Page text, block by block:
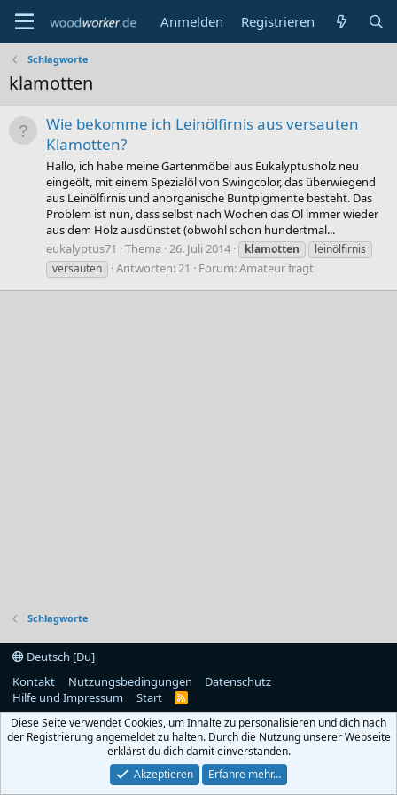
Anmelden Registrieren
Schlagworte
klamotten
Wie bekomme ich Leinölfirnis aus versauten
Klamotten?
Hallo, ich habe meine Gartenmöbel aus Eukalyptusholz neu
eingeölt, mit einem Spezialöl von Swingcolor, das überwiegend
aus Leinölfirnis und anorganische Buntpigmente besteht. Das
Problem ist nun, dass selbst nach Wochen das Öl immer wieder
aus dem Holz ausdünstet (obwohl schon hundertmal...
eukalyptus71
Thema 26. Juli 2014 klamotten
leinölfirnis
versauten
Antworten: 21 Forum:Amateur fragt
Schlagworte
Deutsch [Du]
Kontakt
Nutzungsbedingungen
Datenschutz
Hilfe und Impressum
Start
R
S
Diese Seite verwendet Cookies, um Inhalte zu personalisieren und dich nach
der Registrierung angemeldet zu halten. Durch die Nutzung unserer Webseite
erklärst du dich damit einverstanden.
Akzeptieren
Erfahre mehr…